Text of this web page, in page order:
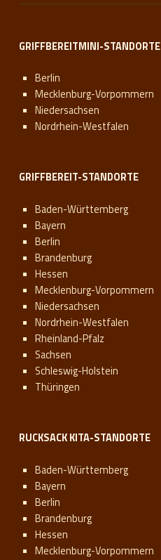
GRIFFBEREITMINI-STANDORTE
Berlin
Mecklenburg-Vorpommern
Niedersachsen
Nordrhein-Westfalen
GRIFFBEREIT-STANDORTE
Baden-Württemberg
Bayern
Berlin
Brandenburg
Hessen
Mecklenburg-Vorpommern
Niedersachsen
Nordrhein-Westfalen
Rheinland-Pfalz
Sachsen
Schleswig-Holstein
Thüringen
RUCKSACK KITA-STANDORTE
Baden-Württemberg
Bayern
Berlin
Brandenburg
Hessen
Mecklenburg-Vorpommern